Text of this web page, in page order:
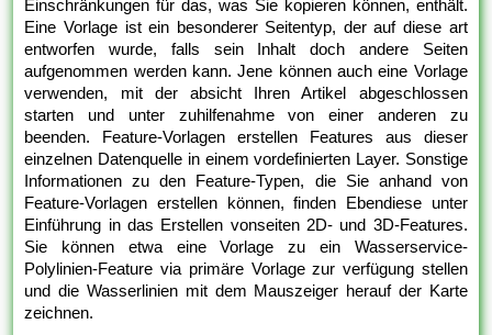
Einschränkungen für das, was Sie kopieren können, enthält.
Eine Vorlage ist ein besonderer Seitentyp, der auf diese art
entworfen wurde, falls sein Inhalt doch andere Seiten
aufgenommen werden kann. Jene können auch eine Vorlage
verwenden, mit der absicht Ihren Artikel abgeschlossen
starten und unter zuhilfenahme von einer anderen zu
beenden. Feature-Vorlagen erstellen Features aus dieser
einzelnen Datenquelle in einem vordefinierten Layer. Sonstige
Informationen zu den Feature-Typen, die Sie anhand von
Feature-Vorlagen erstellen können, finden Ebendiese unter
Einführung in das Erstellen vonseiten 2D- und 3D-Features.
Sie können etwa eine Vorlage zu ein Wasserservice-
Polylinien-Feature via primäre Vorlage zur verfügung stellen
und die Wasserlinien mit dem Mauszeiger herauf der Karte
zeichnen.